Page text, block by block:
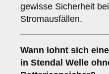
gewisse Sicherheit bei
Stromausfällen.
Wann lohnt sich
in Stendal Welle